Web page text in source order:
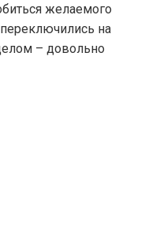
желаемого
на
– довольно